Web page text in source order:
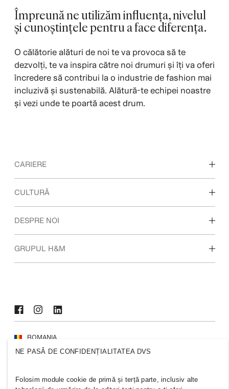
Împreună ne utilizăm influența, nivelul
și cunoștințele pentru a face diferența.
O călătorie alături de noi te va provoca să te
dezvolți, te va inspira către noi drumuri și îți va oferi
încredere să contribui la o industrie de fashion mai
incluzivă și sustenabilă. Alătură-te echipei noastre
și vezi unde te poartă acest drum.
CARIERE
Descoperiți zonele noastre de lucru
CULTURĂ
Cultura și beneficiile noastre
DESPRE NOI
Cine suntem
GRUPUL H&M
ROMANIA
NE PASĂ DE CONFIDENȚIALITATEA DVS
Folosim module cookie de primă și terță parte, inclusiv alte